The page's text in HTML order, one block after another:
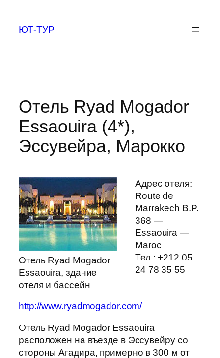
содержимому
ЮТ-ТУР
Отель Ryad Mogador
Essaouira (4*),
Эссувейра, Марокко
Отель Ryad Mogador
Essaouira, здание
отеля и бассейн
Адрес отеля:
Route de
Marrakech B.P.
368 —
Essaouira —
Maroc
Тел.: +212 05
24 78 35 55
http://www.ryadmogador.com/
Отель Ryad Mogador Essaouira
расположен на въезде в Эссувейру со
стороны Агадира, примерно в 300 м от